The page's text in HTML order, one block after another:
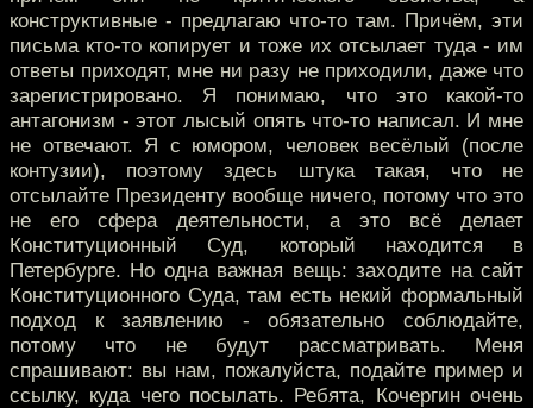
конструктивные - предлагаю что-то там. Причём, эти
письма кто-то копирует и тоже их отсылает туда - им
ответы приходят, мне ни разу не приходили, даже что
зарегистрировано. Я понимаю, что это какой-то
антагонизм - этот лысый опять что-то написал. И мне
не отвечают. Я с юмором, человек весёлый (после
контузии), поэтому здесь штука такая, что не
отсылайте Президенту вообще ничего, потому что это
не его сфера деятельности, а это всё делает
Конституционный Суд, который находится в
Петербурге. Но одна важная вещь: заходите на сайт
Конституционного Суда, там есть некий формальный
подход к заявлению - обязательно соблюдайте,
потому что не будут рассматривать. Меня
спрашивают: вы нам, пожалуйста, подайте пример и
ссылку, куда чего посылать. Ребята, Кочергин очень